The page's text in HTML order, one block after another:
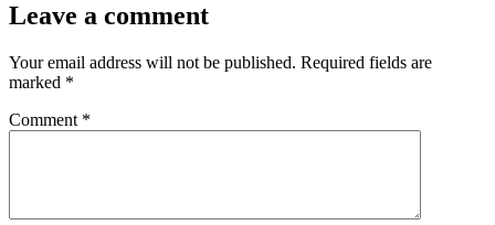
Leave a comment
Your email address will not be published. Required fields are
marked *
Comment *